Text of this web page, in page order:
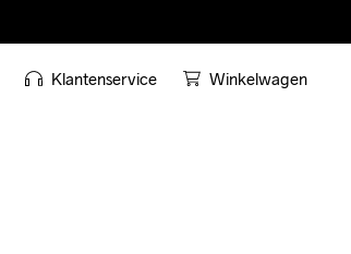
Klantenservice Winkelwagen